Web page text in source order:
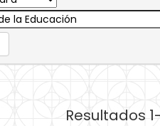
Resultados